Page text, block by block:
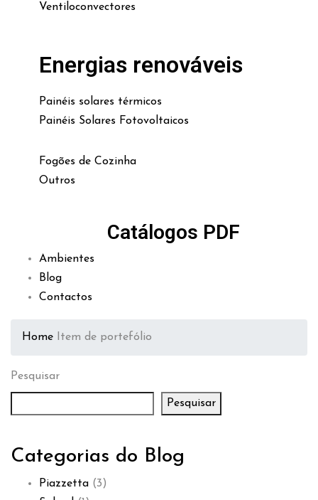
Ventiloconvectores
Energias renováveis
Painéis solares térmicos
Painéis Solares Fotovoltaicos
Fogões de Cozinha
Outros
Catálogos PDF
Ambientes
Blog
Contactos
Home Item de portefólio
Pesquisar
Pesquisar
Categorias do Blog
Piazzetta (3)